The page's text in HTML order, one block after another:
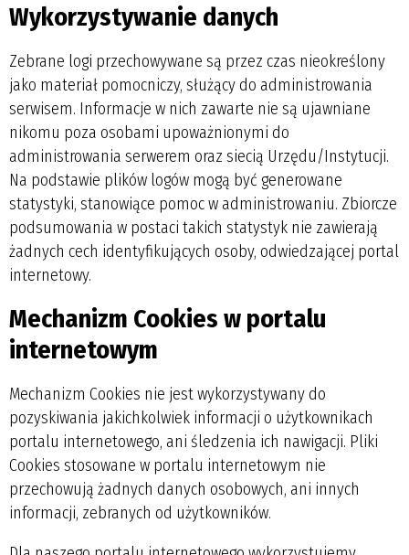
Wykorzystywanie danych
Zebrane logi przechowywane są przez czas nieokreślony
jako materiał pomocniczy, służący do administrowania
serwisem. Informacje w nich zawarte nie są ujawniane
nikomu poza osobami upoważnionymi do
administrowania serwerem oraz siecią Urzędu/Instytucji.
Na podstawie plików logów mogą być generowane
statystyki, stanowiące pomoc w administrowaniu. Zbiorcze
podsumowania w postaci takich statystyk nie zawierają
żadnych cech identyfikujących osoby, odwiedzającej portal
internetowy.
Mechanizm Cookies w portalu
internetowym
Mechanizm Cookies nie jest wykorzystywany do
pozyskiwania jakichkolwiek informacji o użytkownikach
portalu internetowego, ani śledzenia ich nawigacji. Pliki
Cookies stosowane w portalu internetowym nie
przechowują żadnych danych osobowych, ani innych
informacji, zebranych od użytkowników.